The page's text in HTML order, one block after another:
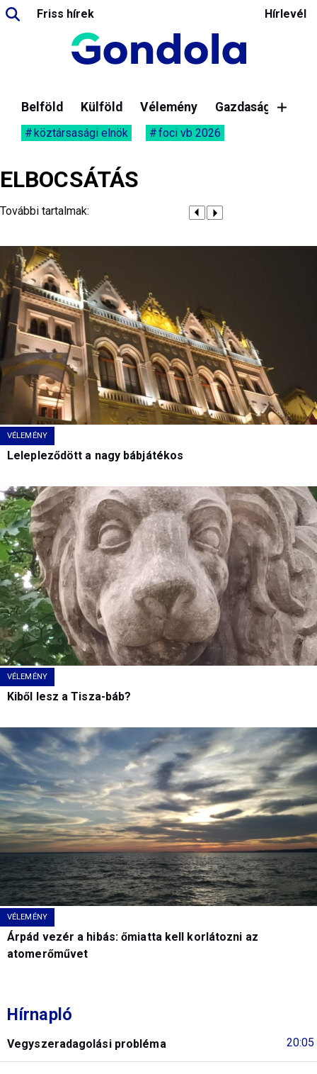
Friss hírek Hírlevél
Belföld Külföld Vélemény Gazdaság
köztársasági elnök foci vb 2026
ELBOCSÁTÁS
További tartalmak:
VÉLEMÉNY
Lelepleződött a nagy bábjátékos
VÉLEMÉNY
Kiből lesz a Tisza-báb?
VÉLEMÉNY
Árpád vezér a hibás: őmiatta kell korlátozni az
atomerőművet
Hírnapló
20:05
Vegyszeradagolási probléma